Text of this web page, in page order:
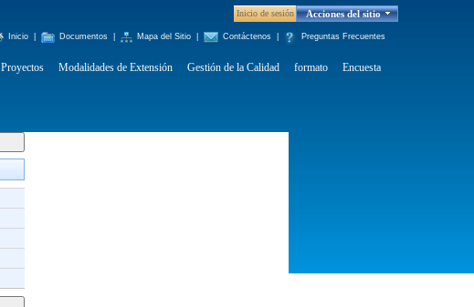
Inicio de sesión Acciones del sitio
Inicio Documentos Mapa del Sitio Contáctenos Preguntas Frecuentes
Proyectos Modalidades de Extensión Gestión de la Calidad formato Encuesta